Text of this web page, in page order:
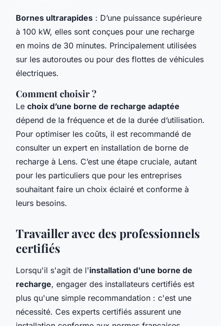
Bornes ultrarapides : D’une puissance supérieure
à 100 kW, elles sont conçues pour une recharge
en moins de 30 minutes. Principalement utilisées
sur les autoroutes ou pour des flottes de véhicules
électriques.
Comment choisir ?
Le choix d’une borne de recharge adaptée
dépend de la fréquence et de la durée d’utilisation.
Pour optimiser les coûts, il est recommandé de
consulter un expert en installation de borne de
recharge à Lens. C’est une étape cruciale, autant
pour les particuliers que pour les entreprises
souhaitant faire un choix éclairé et conforme à
leurs besoins.
Travailler avec des professionnels
certifiés
Lorsqu'il s'agit de l'installation d'une borne de
recharge, engager des installateurs certifiés est
plus qu'une simple recommandation : c'est une
nécessité. Ces experts certifiés assurent une